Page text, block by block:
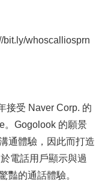
bit.ly/whoscalliosprn
接受 Naver Corp. 的
。Gogolook 的願景
通體驗，因此而打造
電話用戶顯示與過
豔的通話體驗。